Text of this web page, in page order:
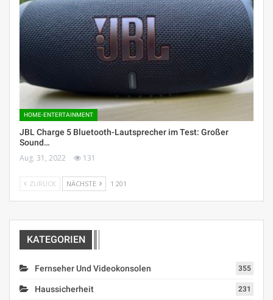
HOME-ENTERTAINMENT
JBL Charge 5 Bluetooth-Lautsprecher im Test: Großer
Sound…
Aug. 31, 2022 131
ZURÜCK NÄCHSTE 1 201
KATEGORIEN
Fernseher Und Videokonsolen 355
Haussicherheit 231